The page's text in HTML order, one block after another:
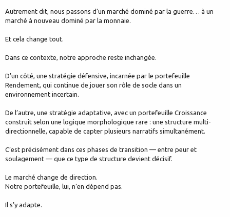
Autrement dit, nous passons d’un marché dominé par la guerre… à un
marché à nouveau dominé par la monnaie.
Et cela change tout.
Dans ce contexte, notre approche reste inchangée.
D’un côté, une stratégie défensive, incarnée par le portefeuille
Rendement, qui continue de jouer son rôle de socle dans un
environnement incertain.
De l’autre, une stratégie adaptative, avec un portefeuille Croissance
construit selon une logique morphologique rare : une structure multi-
directionnelle, capable de capter plusieurs narratifs simultanément.
C’est précisément dans ces phases de transition — entre peur et
soulagement — que ce type de structure devient décisif.
Le marché change de direction.
Notre portefeuille, lui, n’en dépend pas.
Il s’y adapte.